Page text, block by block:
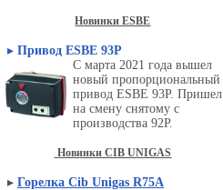
Новинки ESBE
▸ Привод ESBE 93P
С марта 2021 года вышел
новый пропорциональный
привод ESBE 93P. Пришел
на смену снятому с
производства 92P.
Новинки CIB UNIGAS
▸ Горелка Cib Unigas R75A